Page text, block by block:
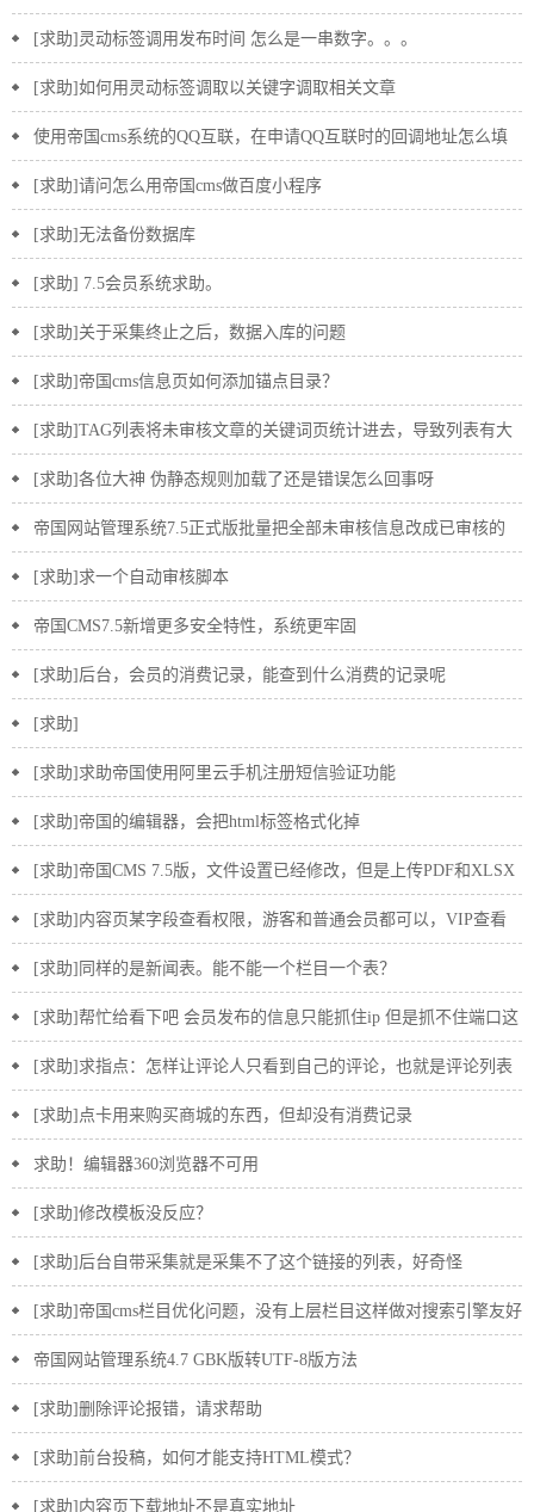
[求助]灵动标签调用发布时间 怎么是一串数字。。。
[求助]如何用灵动标签调取以关键字调取相关文章
使用帝国cms系统的QQ互联，在申请QQ互联时的回调地址怎么填
写？
[求助]请问怎么用帝国cms做百度小程序
[求助]无法备份数据库
[求助] 7.5会员系统求助。
[求助]关于采集终止之后，数据入库的问题
[求助]帝国cms信息页如何添加锚点目录？
[求助]TAG列表将未审核文章的关键词页统计进去，导致列表有大
量空白页
[求助]各位大神 伪静态规则加载了还是错误怎么回事呀
帝国网站管理系统7.5正式版批量把全部未审核信息改成已审核的
SQL语句或者自动审核插件
[求助]求一个自动审核脚本
帝国CMS7.5新增更多安全特性，系统更牢固
[求助]后台，会员的消费记录，能查到什么消费的记录呢
[求助]
[求助]求助帝国使用阿里云手机注册短信验证功能
[求助]帝国的编辑器，会把html标签格式化掉
[求助]帝国CMS 7.5版，文件设置已经修改，但是上传PDF和XLSX
文件时提示错误
[求助]内容页某字段查看权限，游客和普通会员都可以，VIP查看
不！！
[求助]同样的是新闻表。能不能一个栏目一个表？
[求助]帮忙给看下吧 会员发布的信息只能抓住ip 但是抓不住端口这
个是怎么回事？
[求助]求指点：怎样让评论人只看到自己的评论，也就是评论列表
中只显示自己的评论？？
[求助]点卡用来购买商城的东西，但却没有消费记录
求助！编辑器360浏览器不可用
[求助]修改模板没反应？
[求助]后台自带采集就是采集不了这个链接的列表，好奇怪
[求助]帝国cms栏目优化问题，没有上层栏目这样做对搜索引擎友好
吗？
帝国网站管理系统4.7 GBK版转UTF-8版方法
[求助]删除评论报错，请求帮助
[求助]前台投稿，如何才能支持HTML模式？
[求助]内容页下载地址不是真实地址